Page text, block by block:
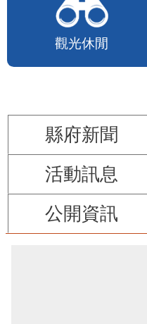
觀光休閒
縣府新聞
活動訊息
公開資訊